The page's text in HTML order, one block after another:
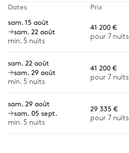
Jardin
Chef à domicile
Bien-être à domicile
Babysitter
Location de vélo
Location de bateau
Dates
Prix
sam. 15 août
sam. 22 août
min. 5 nuits
41 200 €
pour 7 nuits
sam. 22 août
sam. 29 août
min. 5 nuits
41 200 €
pour 7 nuits
sam. 29 août
sam. 05 sept.
min. 5 nuits
29 335 €
pour 7 nuits